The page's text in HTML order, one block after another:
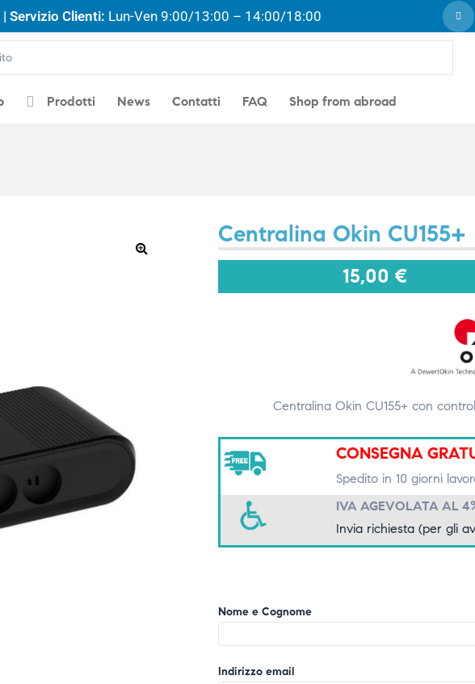
Servizio Clienti: Lun-Ven 9:00/13:00 – 14:00/18:00
Prodotti News Contatti FAQ Shop from abroad
Centralina Okin CU155+
15,00 €
Centralina Okin CU155+ con
CONSEGNA
Spedito in 10 giorni
IVA AGEVOLATA AL
Invia richiesta (per gli
Nome e Cognome
Indirizzo email